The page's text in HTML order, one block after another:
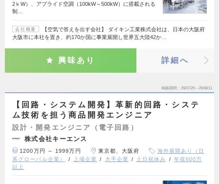
2ｋW）、アプライド空調（100kW～500kW）に搭載される
制…
会社概要
【空気で答えを出す会社】 ダイキン工業株式会社は、日本の大阪府
大阪市に本社を置き、約170か国に事業展開し世界五大陸42か…
興味あり 詳細へ
掲載期間 26/07/29～26/08/11
【回路・システム開発】革新的回路・システ
ム技術を担う商品開発エンジニア
設計・開発エンジニア（電子回路）
株式会社キーエンス
1200万円 ～ 1999万円 東京都、大阪府
海外展開あり（日
系グローバル企業）
上場企業 大手企業 土日祝休み
年収600万
以上